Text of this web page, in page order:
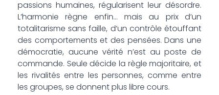
passions humaines, régularisent leur désordre.
L’harmonie règne enfin… mais au prix d’un
totalitarisme sans faille, d’un contrôle étouffant
des comportements et des pensées. Dans une
démocratie, aucune vérité n’est au poste de
commande. Seule décide la règle majoritaire, et
les rivalités entre les personnes, comme entre
les groupes, se donnent plus libre cours.